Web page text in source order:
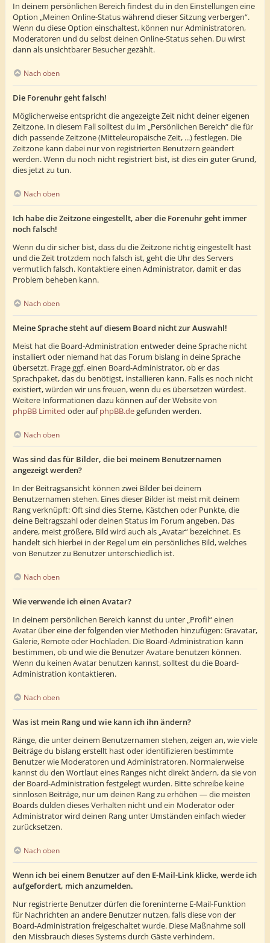
In deinem persönlichen Bereich findest du in den Einstellungen eine
Option „Meinen Online-Status während dieser Sitzung verbergen“.
Wenn du diese Option einschaltest, können nur Administratoren,
Moderatoren und du selbst deinen Online-Status sehen. Du wirst
dann als unsichtbarer Besucher gezählt.
Nach oben
Die Forenuhr geht falsch!
Möglicherweise entspricht die angezeigte Zeit nicht deiner eigenen
Zeitzone. In diesem Fall solltest du im „Persönlichen Bereich“ die für
dich passende Zeitzone (Mitteleuropäische Zeit, ...) festlegen. Die
Zeitzone kann dabei nur von registrierten Benutzern geändert
werden. Wenn du noch nicht registriert bist, ist dies ein guter Grund,
dies jetzt zu tun.
Nach oben
Ich habe die Zeitzone eingestellt, aber die Forenuhr geht immer
noch falsch!
Wenn du dir sicher bist, dass du die Zeitzone richtig eingestellt hast
und die Zeit trotzdem noch falsch ist, geht die Uhr des Servers
vermutlich falsch. Kontaktiere einen Administrator, damit er das
Problem beheben kann.
Nach oben
Meine Sprache steht auf diesem Board nicht zur Auswahl!
Meist hat die Board-Administration entweder deine Sprache nicht
installiert oder niemand hat das Forum bislang in deine Sprache
übersetzt. Frage ggf. einen Board-Administrator, ob er das
Sprachpaket, das du benötigst, installieren kann. Falls es noch nicht
existiert, würden wir uns freuen, wenn du es übersetzen würdest.
Weitere Informationen dazu können auf der Website von
phpBB Limited oder aufphpBB.degefunden werden.
Nach oben
Was sind das für Bilder, die bei meinem Benutzernamen
angezeigt werden?
In der Beitragsansicht können zwei Bilder bei deinem
Benutzernamen stehen. Eines dieser Bilder ist meist mit deinem
Rang verknüpft: Oft sind dies Sterne, Kästchen oder Punkte, die
deine Beitragszahl oder deinen Status im Forum angeben. Das
andere, meist größere, Bild wird auch als „Avatar“ bezeichnet. Es
handelt sich hierbei in der Regel um ein persönliches Bild, welches
von Benutzer zu Benutzer unterschiedlich ist.
Nach oben
Wie verwende ich einen Avatar?
In deinem persönlichen Bereich kannst du unter „Profil“ einen
Avatar über eine der folgenden vier Methoden hinzufügen: Gravatar,
Galerie, Remote oder Hochladen. Die Board-Administration kann
bestimmen, ob und wie die Benutzer Avatare benutzen können.
Wenn du keinen Avatar benutzen kannst, solltest du die Board-
Administration kontaktieren.
Nach oben
Was ist mein Rang und wie kann ich ihn ändern?
Ränge, die unter deinem Benutzernamen stehen, zeigen an, wie viele
Beiträge du bislang erstellt hast oder identifizieren bestimmte
Benutzer wie Moderatoren und Administratoren. Normalerweise
kannst du den Wortlaut eines Ranges nicht direkt ändern, da sie von
der Board-Administration festgelegt wurden. Bitte schreibe keine
sinnlosen Beiträge, nur um deinen Rang zu erhöhen — die meisten
Boards dulden dieses Verhalten nicht und ein Moderator oder
Administrator wird deinen Rang unter Umständen einfach wieder
zurücksetzen.
Nach oben
Wenn ich bei einem Benutzer auf den E-Mail-Link klicke, werde ich
aufgefordert, mich anzumelden.
Nur registrierte Benutzer dürfen die foreninterne E-Mail-Funktion
für Nachrichten an andere Benutzer nutzen, falls diese von der
Board-Administration freigeschaltet wurde. Diese Maßnahme soll
den Missbrauch dieses Systems durch Gäste verhindern.